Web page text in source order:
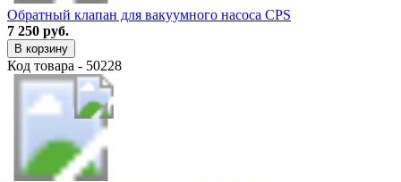
Обратный клапан для вакуумного насоса CPS
7 250 руб.
В корзину
Код товара - 50228